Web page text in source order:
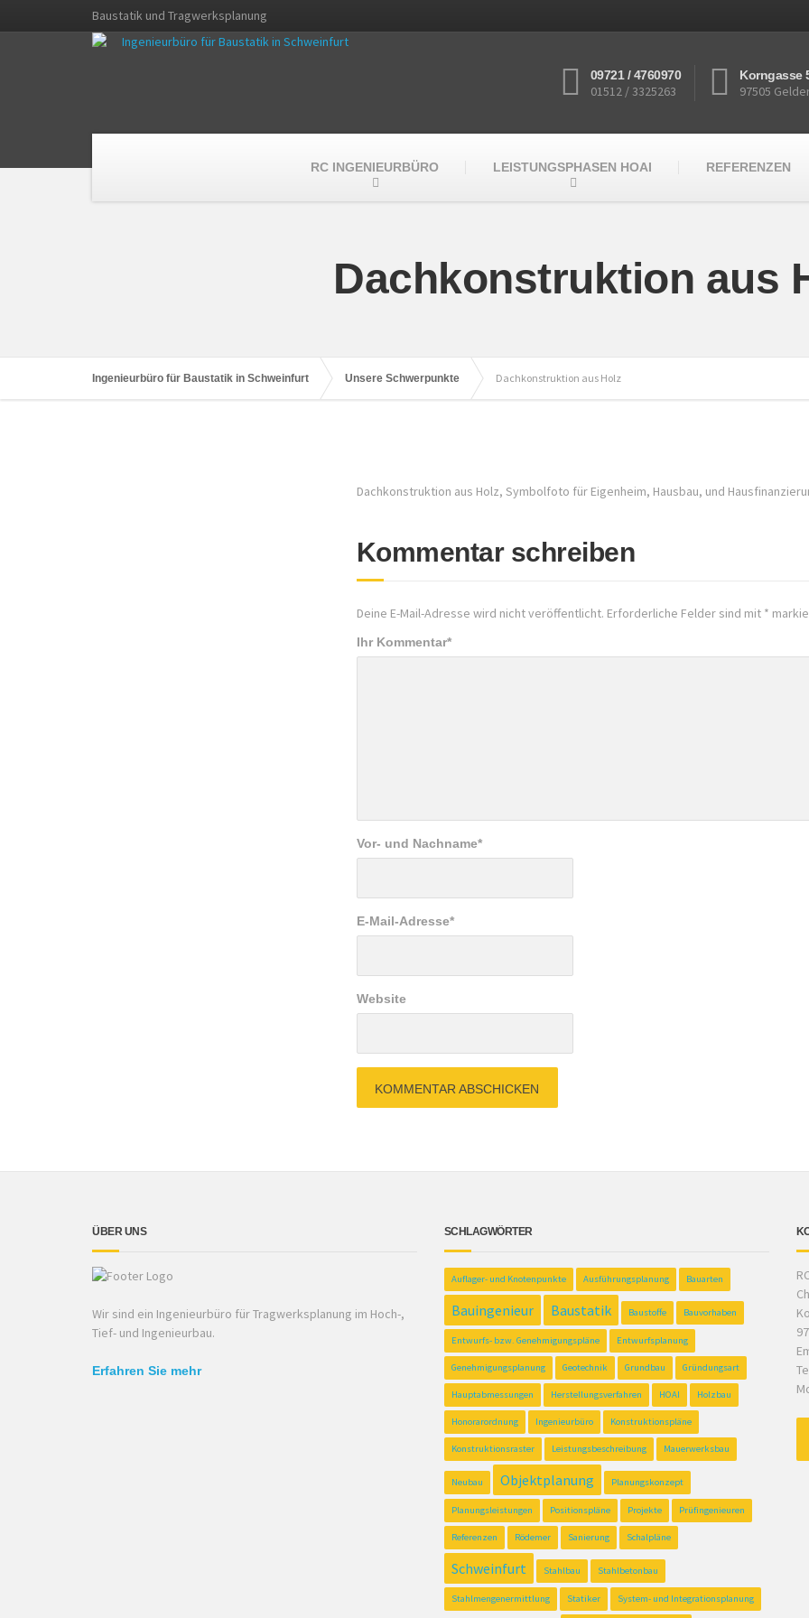
Baustatik und Tragwerksplanung
09721 / 4760970
01512 / 3325263
Korngasse
97505
RC INGENIEURBÜRO LEISTUNGSPHASEN HOAI REFERENZEN
Dachkonstruktion aus
Ingenieurbüro für Baustatik in Schweinfurt Unsere Schwerpunkte Dachkonstruktion aus Holz
Dachkonstruktion aus Holz, Symbolfoto für Eigenheim, Hausbau, und
Kommentar schreiben
Deine E-Mail-Adresse wird nicht veröffentlicht. Erforderliche Felder sind mit *
Ihr Kommentar*
Vor- und Nachname*
E-Mail-Adresse*
Website
ÜBER UNS
Wir sind ein Ingenieurbüro für Tragwerksplanung im Hoch-,
Tief- und Ingenieurbau.
Erfahren Sie mehr
SCHLAGWÖRTER
Auflager- und Knotenpunkte Ausführungsplanung Bauarten
Bauingenieur Baustatik Baustoffe Bauvorhaben
Entwurfs- bzw. Genehmigungspläne Entwurfsplanung
Genehmigungsplanung Geotechnik Grundbau Gründungsart
Hauptabmessungen Herstellungsverfahren HOAI Holzbau
Honorarordnung Ingenieurbüro Konstruktionspläne
Konstruktionsraster Leistungsbeschreibung Mauerwerksbau
Neubau Objektplanung Planungskonzept
Planungsleistungen Positionspläne Projekte Prüfingenieuren
Referenzen Rödemer Sanierung Schalpläne
Schweinfurt Stahlbau Stahlbetonbau
Stahlmengenermittlung Statiker System- und Integrationsplanung